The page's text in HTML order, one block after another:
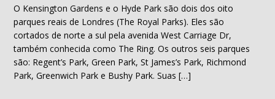
O Kensington Gardens e o Hyde Park são dois dos oito
parques reais de Londres (The Royal Parks). Eles são
cortados de norte a sul pela avenida West Carriage Dr,
também conhecida como The Ring. Os outros seis parques
são: Regent’s Park, Green Park, St James’s Park, Richmond
Park, Greenwich Park e Bushy Park. Suas […]